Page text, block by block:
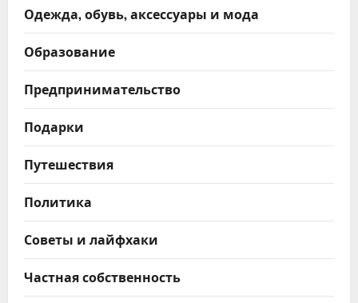
Одежда, обувь, аксессуары и мода
Образование
Предпринимательство
Подарки
Путешествия
Политика
Советы и лайфхаки
Частная собственность